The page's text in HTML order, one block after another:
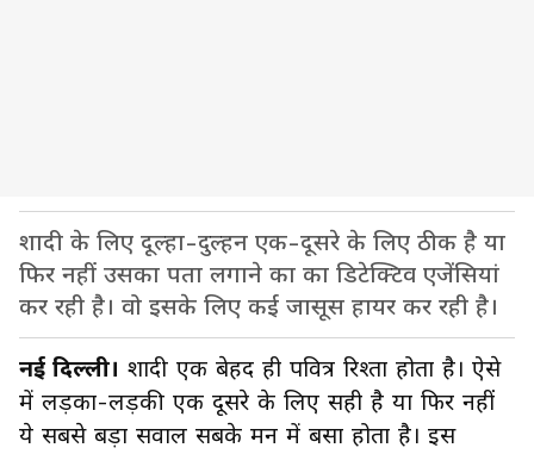
शादी के लिए दूल्हा-दुल्हन एक-दूसरे के लिए ठीक है या
फिर नहीं उसका पता लगाने का का डिटेक्टिव एजेंसियां
कर रही है। वो इसके लिए कई जासूस हायर कर रही है।
नई दिल्ली। शादी एक बेहद ही पवित्र रिश्ता होता है। ऐसे
में लड़का-लड़की एक दूसरे के लिए सही है या फिर नहीं
ये सबसे बड़ा सवाल सबके मन में बसा होता है। इस